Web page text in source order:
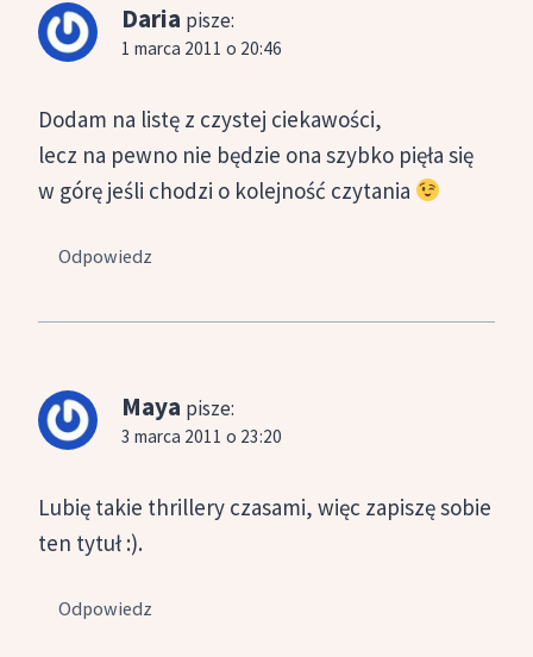
Daria pisze:
1 marca 2011 o 20:46
Dodam na listę z czystej ciekawości,
lecz na pewno nie będzie ona szybko pięła się
w górę jeśli chodzi o kolejność czytania
Odpowiedz
Maya pisze:
3 marca 2011 o 23:20
Lubię takie thrillery czasami, więc zapiszę sobie
ten tytuł :).
Odpowiedz